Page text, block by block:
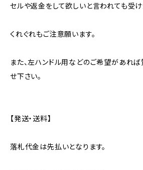
セルや返金をして欲しいと言われても受け
くれぐれもご注意願います。
また、左ハンドル用などのご希望があれ
せ下さい。
【発送・送料】
落札代金は先払いとなります。